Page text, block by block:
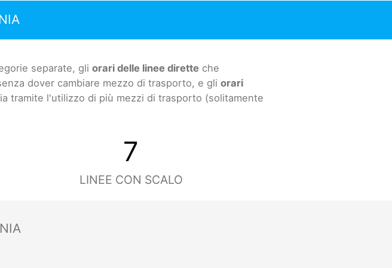
separate, gli orari delle linee diretteche
dover cambiare mezzo di trasporto, e gli orari
tramite l'utilizzo di più mezzi di trasporto (solitamente
7
LINEE CON SCALO